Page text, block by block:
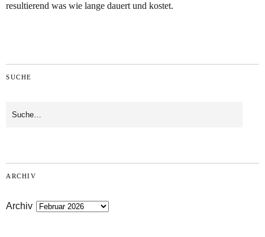
resultierend was wie lange dauert und kostet.
SUCHE
ARCHIV
Archiv